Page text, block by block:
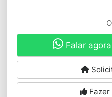
Falar
Fazer